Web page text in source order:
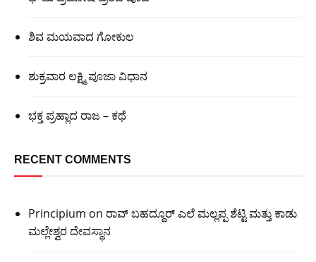
ಶಿವ ಮಯವಾದ ಗೋಕುಲ
ಶುಕ್ರವಾರ ಲಕ್ಷ್ಮಿ ಪೂಜಾ ವಿಧಾನ
ಭಕ್ತ ಪ್ರಹ್ಲಾದ ರಾಜ – ಕಥೆ
RECENT COMMENTS
Principium on ರಾವ್ ಬಹದ್ದೂರ್ ಎಲೆ ಮಲ್ಲಪ್ಪ ಶೆಟ್ಟಿ ಮತ್ತು ಕಾಡು
ಮಲ್ಲೇಶ್ವರ ದೇವಸ್ಥಾನ